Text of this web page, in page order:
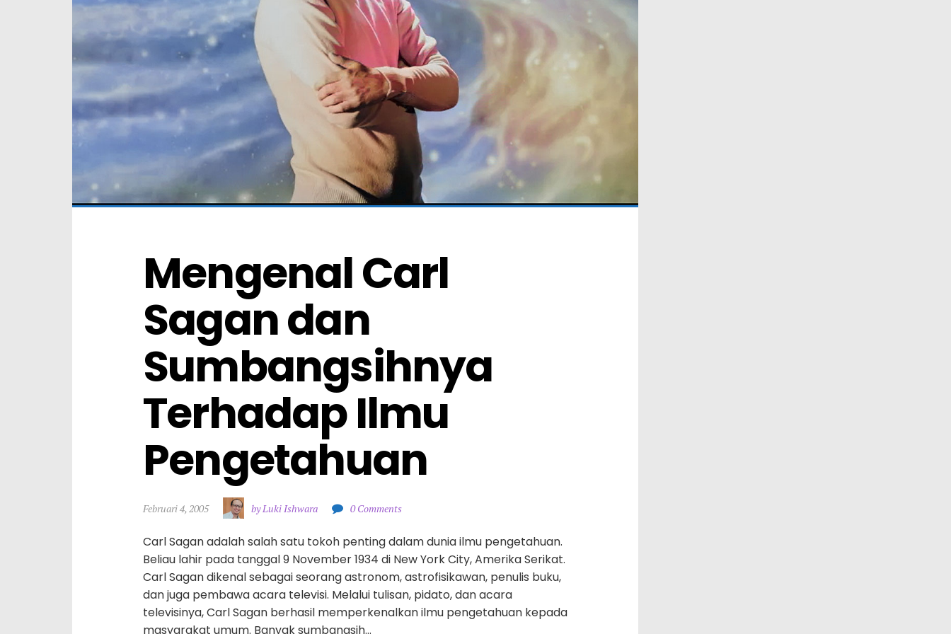
Mengenal Carl
Sagan dan
Sumbangsihnya
Terhadap Ilmu
Pengetahuan
Februari 4, 2005 by Luki Ishwara 0 Comments
Carl Sagan adalah salah satu tokoh penting dalam dunia ilmu pengetahuan.
Beliau lahir pada tanggal 9 November 1934 di New York City, Amerika Serikat.
Carl Sagan dikenal sebagai seorang astronom, astrofisikawan, penulis buku,
dan juga pembawa acara televisi. Melalui tulisan, pidato, dan acara
televisinya, Carl Sagan berhasil memperkenalkan ilmu pengetahuan kepada
masyarakat umum. Banyak sumbangsih…